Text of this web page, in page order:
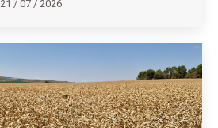
21 / 07 / 2026